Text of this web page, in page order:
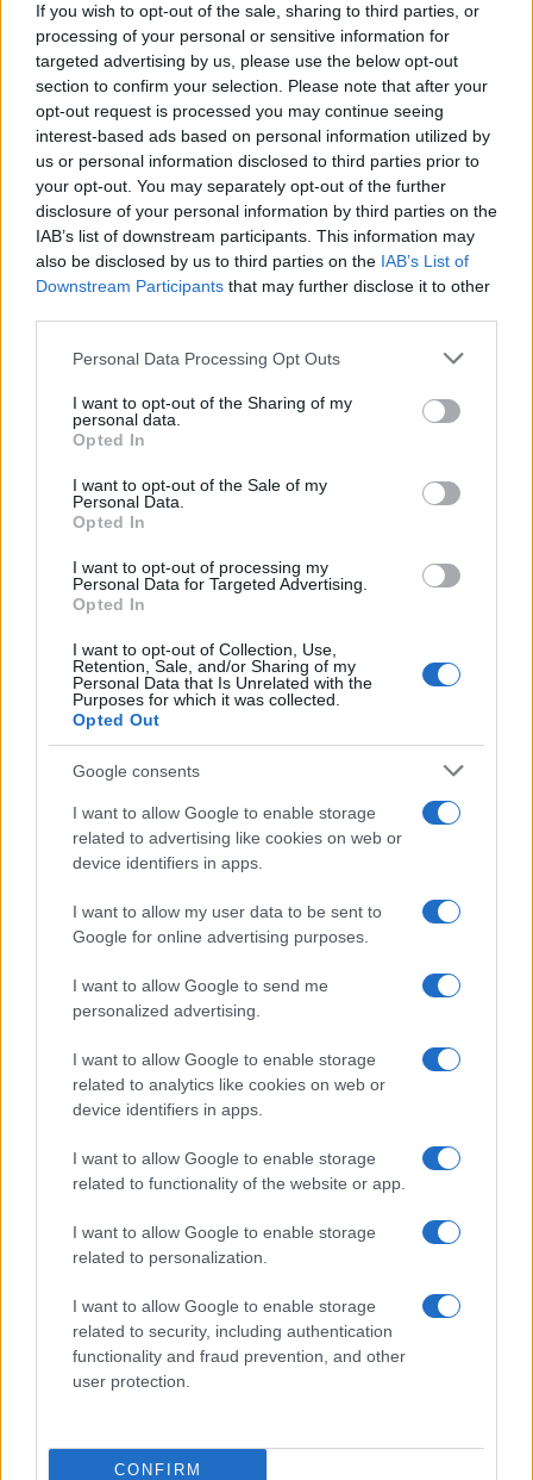
If you wish to opt-out of the sale, sharing to third parties, or
processing of your personal or sensitive information for
targeted advertising by us, please use the below opt-out
section to confirm your selection. Please note that after your
opt-out request is processed you may continue seeing
interest-based ads based on personal information utilized by
us or personal information disclosed to third parties prior to
your opt-out. You may separately opt-out of the further
disclosure of your personal information by third parties on the
IAB’s list of downstream participants. This information may
also be disclosed by us to third parties on the IAB’s List of
Downstream Participants that may further disclose it to other
Please note that this website/app uses one or more Google
not limited to your visit or usage behaviour. You may click to
grant or deny consent to Google and its third-party tags to
use your data for below specified purposes in below Google
consent section.
Personal Data Processing Opt Outs
I want to opt-out of the Sharing of my
personal data.
Opted In
I want to opt-out of the Sale of my
Personal Data.
Opted In
I want to opt-out of processing my
Personal Data for Targeted Advertising.
Opted In
I want to opt-out of Collection, Use,
Retention, Sale, and/or Sharing of my
Personal Data that Is Unrelated with the
Purposes for which it was collected.
Opted Out
Google consents
I want to allow Google to enable storage
related to advertising like cookies on web or
device identifiers in apps.
I want to allow my user data to be sent to
Google for online advertising purposes.
I want to allow Google to send me
personalized advertising.
I want to allow Google to enable storage
related to analytics like cookies on web or
device identifiers in apps.
I want to allow Google to enable storage
related to functionality of the website or app.
I want to allow Google to enable storage
related to personalization.
I want to allow Google to enable storage
related to security, including authentication
functionality and fraud prevention, and other
user protection.
CONFIRM
y contexto en cada pieza; es licenciada en
Historia por la Universidad de Zaragoza y
mantiene una columna semanal sobre vida
urbana y políticas públicas.
Sigue leyendo
RECETAS
Plan de comidas semanal con recetas rápidas y
Diego Romero · 5 Ago 2026